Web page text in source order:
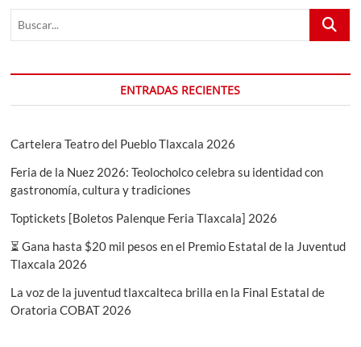
LOS
21
Y
5K
Buscar...
ENTRADAS RECIENTES
Cartelera Teatro del Pueblo Tlaxcala 2026
Feria de la Nuez 2026: Teolocholco celebra su identidad con
gastronomía, cultura y tradiciones
Toptickets [Boletos Palenque Feria Tlaxcala] 2026
⏳ Gana hasta $20 mil pesos en el Premio Estatal de la Juventud
Tlaxcala 2026
La voz de la juventud tlaxcalteca brilla en la Final Estatal de
Oratoria COBAT 2026